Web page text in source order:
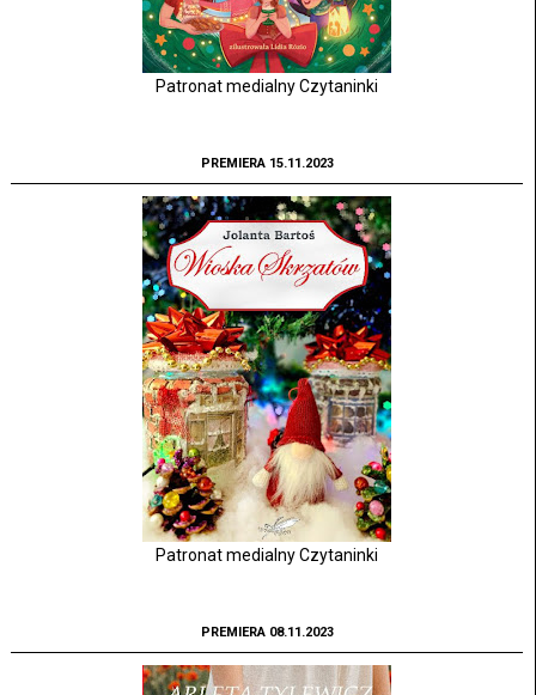
Patronat medialny Czytaninki
PREMIERA 15.11.2023
Patronat medialny Czytaninki
PREMIERA 08.11.2023